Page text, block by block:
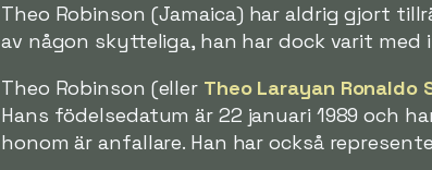
Theo Robinson (Jamaica) har aldrig gjort
av någon skytteliga, han har dock varit med
Theo Robinson (eller Theo Larayan Ronaldo
Hans födelsedatum är 22 januari 1989 och
honom är anfallare. Han har också